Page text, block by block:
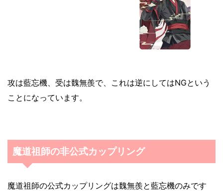
攻は藍忘機、受は魏無羨で、これは逆にしてはNGという
ことになっています。
魔道祖師の非公式カップリング
魔道祖師の公式カップリングは魏無羨と藍忘機のみです